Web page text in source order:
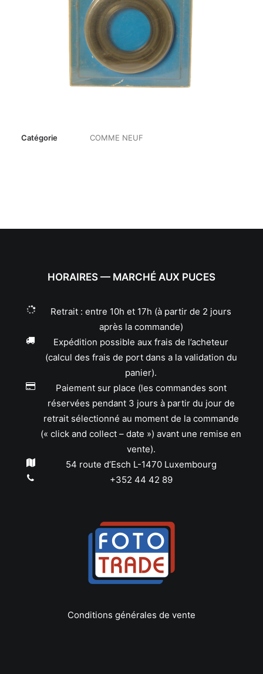
Catégorie COMME NEUF
HORAIRES — MARCHÉ AUX PUCES
Retrait : entre 10h et 17h (à partir de 2 jours
après la commande)
Expédition possible aux frais de l’acheteur
(calcul des frais de port dans a la validation du
panier).
Paiement sur place (les commandes sont
réservées pendant 3 jours à partir du jour de
retrait sélectionné au moment de la commande
(« click and collect – date ») avant une remise en
vente).
54 route d’Esch L-1470 Luxembourg
+352 44 42 89
Conditions générales de vente